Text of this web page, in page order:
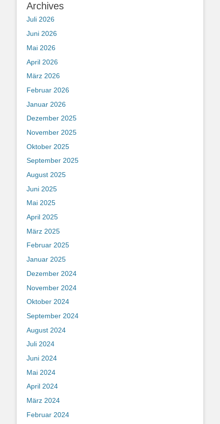
Archives
Juli 2026
Juni 2026
Mai 2026
April 2026
März 2026
Februar 2026
Januar 2026
Dezember 2025
November 2025
Oktober 2025
September 2025
August 2025
Juni 2025
Mai 2025
April 2025
März 2025
Februar 2025
Januar 2025
Dezember 2024
November 2024
Oktober 2024
September 2024
August 2024
Juli 2024
Juni 2024
Mai 2024
April 2024
März 2024
Februar 2024